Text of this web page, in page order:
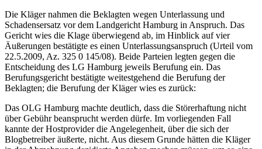
Die Kläger nahmen die Beklagten wegen Unterlassung und
Schadensersatz vor dem Landgericht Hamburg in Anspruch. Das
Gericht wies die Klage überwiegend ab, im Hinblick auf vier
Äußerungen bestätigte es einen Unterlassungsanspruch (Urteil vom
22.5.2009, Az. 325 0 145/08). Beide Parteien legten gegen die
Entscheidung des LG Hamburg jeweils Berufung ein. Das
Berufungsgericht bestätigte weitestgehend die Berufung der
Beklagten; die Berufung der Kläger wies es zurück:
Das OLG Hamburg machte deutlich, dass die Störerhaftung nicht
über Gebühr beansprucht werden dürfe. Im vorliegenden Fall
kannte der Hostprovider die Angelegenheit, über die sich der
Blogbetreiber äußerte, nicht. Aus diesem Grunde hätten die Kläger